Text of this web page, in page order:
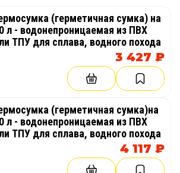
(герметичная сумка) на
л - водонепроницаемая из ПВХ
ТПУ для сплава, водного похода
3 427 ₽
(герметичная сумка)на
л - водонепроницаемая из ПВХ
ТПУ для сплава, водного похода
4 117 ₽